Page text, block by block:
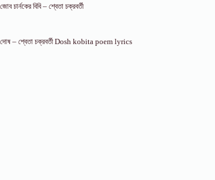
জোব চার্নকের বিবি – শ্বেতা চক্রবর্তী
দোষ – শ্বেতা চক্রবর্তী Dosh kobita poem lyrics